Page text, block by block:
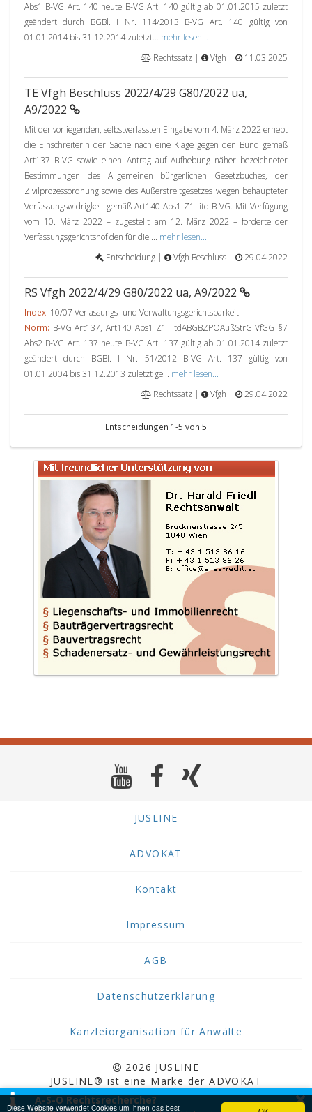
Diese Website verwendet Cookies um Ihnen das best
Abs1 B-VG Art. 140 heute B-VG Art. 140 gültig ab 01.01.2015 zuletzt
geändert durch BGBl. I Nr. 114/2013 B-VG Art. 140 gültig von
01.01.2014 bis 31.12.2014 zuletzt... mehr lesen...
Rechtssatz |
Vfgh | 11.03.2025
TE Vfgh Beschluss 2022/4/29 G80/2022 ua,
A9/2022
Mit der vorliegenden, selbstverfassten Eingabe vom 4. März 2022 erhebt
die Einschreiterin der Sache nach eine Klage gegen den Bund gemäß
Art137 B-VG sowie einen Antrag auf Aufhebung näher bezeichneter
Bestimmungen des Allgemeinen bürgerlichen Gesetzbuches, der
Zivilprozessordnung sowie des Außerstreitgesetzes wegen behaupteter
Verfassungswidrigkeit gemäß Art140 Abs1 Z1 litd B-VG. Mit Verfügung
vom 10. März 2022 – zugestellt am 12. März 2022 – forderte der
Verfassungsgerichtshof den für die ... mehr lesen...
Entscheidung |
Vfgh Beschluss | 29.04.2022
RS Vfgh 2022/4/29 G80/2022 ua, A9/2022
Index: 10/07 Verfassungs- und Verwaltungsgerichtsbarkeit
Norm: B-VG Art137, Art140 Abs1 Z1 litdABGBZPOAußStrG VfGG §7
Abs2 B-VG Art. 137 heute B-VG Art. 137 gültig ab 01.01.2014 zuletzt
geändert durch BGBl. I Nr. 51/2012 B-VG Art. 137 gültig von
01.01.2004 bis 31.12.2013 zuletzt ge... mehr lesen...
Rechtssatz |
Vfgh | 29.04.2022
Entscheidungen 1-5 von 5
JUSLINE
ADVOKAT
Kontakt
Impressum
AGB
Datenschutzerklärung
Kanzleiorganisation für Anwälte
2026 JUSLINE
JUSLINE® ist eine Marke der ADVOKAT
Unternehmensberatung Greiter & Greiter GmbH.
×
A-S-O Rechtsrecherche?